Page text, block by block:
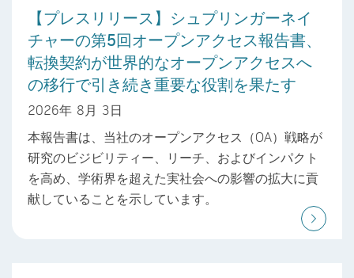
【プレスリリース】シュプリンガーネイ
チャーの第5回オープンアクセス報告書、
転換契約が世界的なオープンアクセスへ
の移行で引き続き重要な役割を果たす
2026年 8月 3日
本報告書は、当社のオープンアクセス（OA）戦略が
研究のビジビリティー、リーチ、およびインパクト
を高め、学術界を超えた実社会への影響の拡大に貢
献していることを示しています。